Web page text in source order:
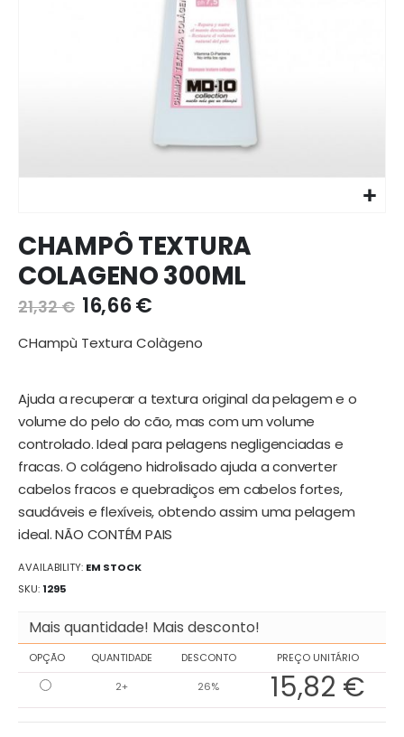
para
o
início
da
galeria
de
imagens
CHAMPÔ TEXTURA
COLAGENO 300ML
21,32 € 16,66 €
CHampù Textura Colàgeno
Ajuda a recuperar a textura original da pelagem e o
volume do pelo do cão, mas com um volume
controlado. Ideal para pelagens negligenciadas e
fracas. O colágeno hidrolisado ajuda a converter
cabelos fracos e quebradiços em cabelos fortes,
saudáveis ​​e flexíveis, obtendo assim uma pelagem
ideal. NÃO CONTÉM PAIS
AVAILABILITY: EM STOCK
SKU 1295
Mais quantidade! Mais desconto!
OPÇÃO QUANTIDADE DESCONTO
PREÇO UNITÁRIO
2+
26% 15,82 €